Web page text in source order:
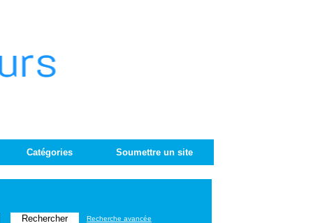
Catégories Soumettre un site
Recherche avancée